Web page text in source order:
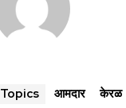
Topics आमदार केरळ